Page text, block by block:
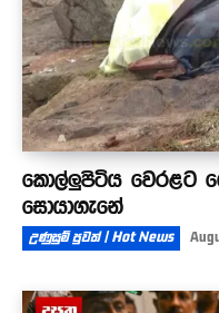
කොල්ලුපිටිය වෙරළට
සොයාගැනේ
උණුසුම් පුවත් | Hot News